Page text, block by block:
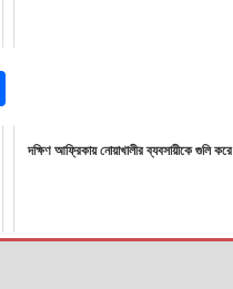
দক্ষিণ আফ্রিকায় নোয়াখালীর ব্যবসায়ীকে গুলি